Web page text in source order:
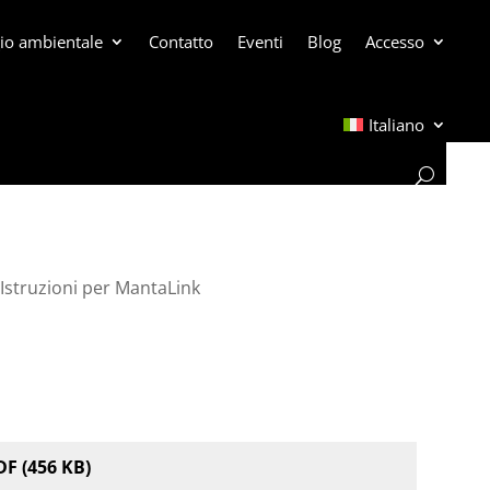
ambientale Contatto Eventi Blog Accesso
Italiano
Istruzioni per MantaLink
(456 KB)